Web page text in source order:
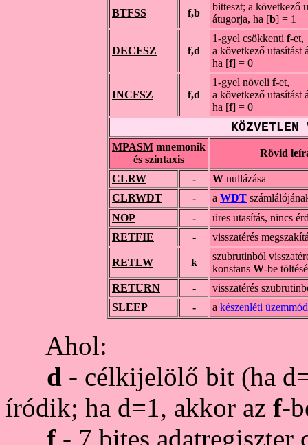
BTFSS f,b
bitteszt; a következő
átugorja, ha [b] = 1
DECFSZ f,d
1-gyel csökkenti f-et,
a következő utasítást
ha [f] = 0
INCFSZ f,d
1-gyel növeli f-et,
a következő utasítást
ha [f] = 0
KÖZVETLEN
MPASM mnemonik
és szintaxis
Rövid
CLRW - W nullázása
CLRWDT
- a WDT
NOP
-
üres utasítás, nincs
RETFIE
- visszatérés
RETLW k
szubrutinból
konstans W-be
RETURN
-
visszatérés
SLEEP
- a készenléti üzemmód
Ahol:
d - célkijelölő bit (ha
íródik; ha d=1, akkor az f-
f- 7 bites adatregiszter